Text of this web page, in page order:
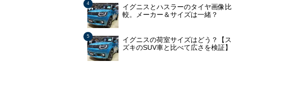
イグニスとハスラーのタイヤ画像比
較。メーカー＆サイズは一緒？
イグニスの荷室サイズはどう？【ス
ズキのSUV車と比べて広さを検証】